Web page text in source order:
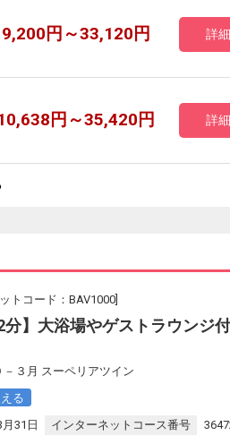
9,200円～33,120円 詳
円～35,420円 詳
トコード：BAV1000]
分】大浴場やゲストラウンジ
３月 スーペリアツイン
る
31日 インターネットコース番号